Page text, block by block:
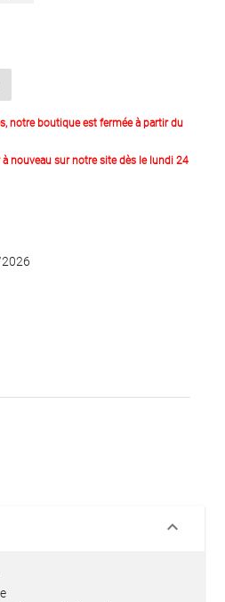
notre boutique est fermée à partir du
nouveau sur notre site dès le lundi 24
keyboard_arrow_down